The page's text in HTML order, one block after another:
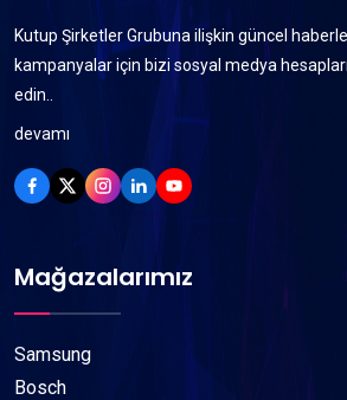
Kutup Şirketler Grubuna ilişkin güncel
kampanyalar için bizi sosyal medya
edin..
devamı
Mağazalarımız
Samsung
Bosch